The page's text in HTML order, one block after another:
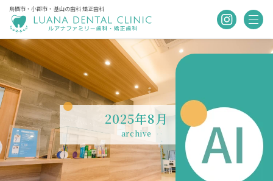
鳥栖市・小郡市・基山の歯科 矯正歯科
2025年8月
archive